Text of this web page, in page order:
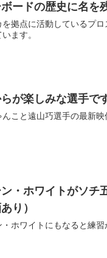
ードの歴史に名
を拠点に活動しているプ
ます。
らが楽しみな選手
んこと遠山巧選手の最新映
ン・ホワイトがソ
り）
・ホワイトにもなると練習